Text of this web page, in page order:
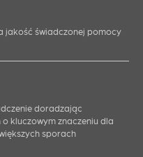
jakość świadczonej pomocy
doradzając
kluczowym znaczeniu dla
sporach